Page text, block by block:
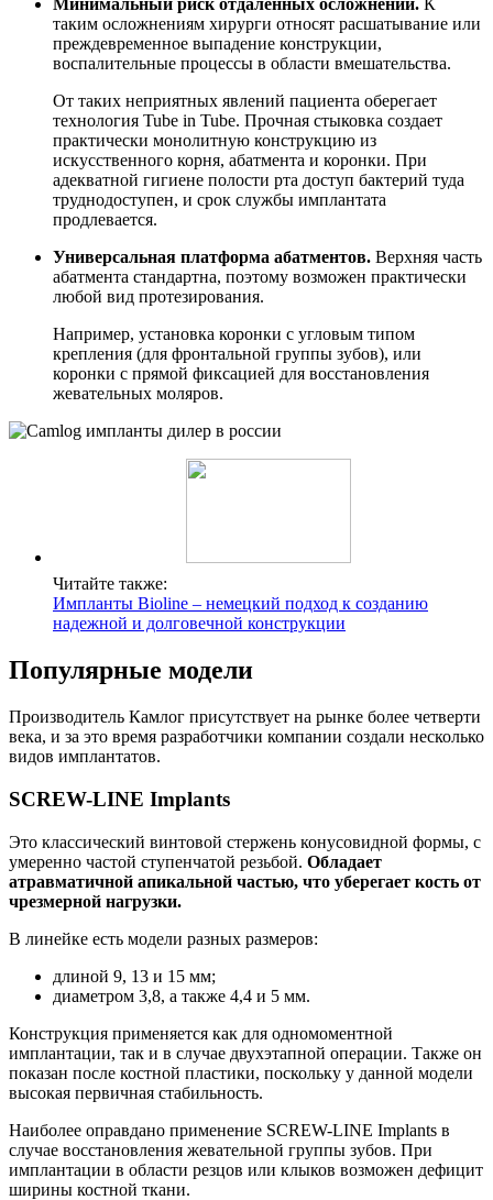
Минимальный риск отдаленных осложнений. К
таким осложнениям хирурги относят расшатывание или
преждевременное выпадение конструкции,
воспалительные процессы в области вмешательства.
От таких неприятных явлений пациента оберегает
технология Tube in Tube. Прочная стыковка создает
практически монолитную конструкцию из
искусственного корня, абатмента и коронки. При
адекватной гигиене полости рта доступ бактерий туда
труднодоступен, и срок службы имплантата
продлевается.
Универсальная платформа абатментов. Верхняя часть
абатмента стандартна, поэтому возможен практически
любой вид протезирования.
Например, установка коронки с угловым типом
крепления (для фронтальной группы зубов), или
коронки с прямой фиксацией для восстановления
жевательных моляров.
Читайте также:
Импланты Bioline – немецкий подход к созданию
надежной и долговечной конструкции
Популярные модели
Производитель Камлог присутствует на рынке более четверти
века, и за это время разработчики компании создали несколько
видов имплантатов.
SCREW-LINE Implants
Это классический винтовой стержень конусовидной формы, с
умеренно частой ступенчатой резьбой. Обладает
атравматичной апикальной частью, что уберегает кость от
чрезмерной нагрузки.
В линейке есть модели разных размеров:
длиной 9, 13 и 15 мм;
диаметром 3,8, а также 4,4 и 5 мм.
Конструкция применяется как для одномоментной
имплантации, так и в случае двухэтапной операции. Также он
показан после костной пластики, поскольку у данной модели
высокая первичная стабильность.
Наиболее оправдано применение SCREW-LINE Implants в
случае восстановления жевательной группы зубов. При
имплантации в области резцов или клыков возможен дефицит
ширины костной ткани.